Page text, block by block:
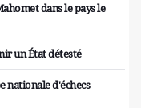
dans le pays le
un État détesté
nationale d'échecs